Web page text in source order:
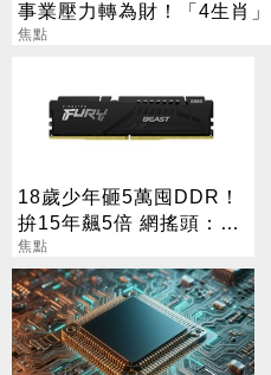
事業壓力轉為財！「4生肖
焦點
18歲少年砸5萬囤DDR！
拚15年飆5倍 網搖頭：會
報廢
焦點